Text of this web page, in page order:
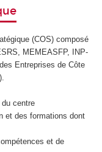
(COS) composé
MEMEASFP, INP-
Entreprises de Côte
du centre
et des formations dont
et de